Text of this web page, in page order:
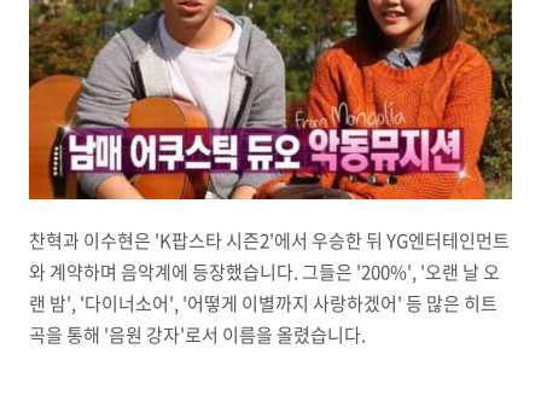
찬혁과 이수현은 'K팝스타 시즌2'에서 우승한 뒤 YG엔터테인먼트
와 계약하며 음악계에 등장했습니다. 그들은 '200%', '오랜 날 오
랜 밤', '다이너소어', '어떻게 이별까지 사랑하겠어' 등 많은 히트
곡을 통해 '음원 강자'로서 이름을 올렸습니다.